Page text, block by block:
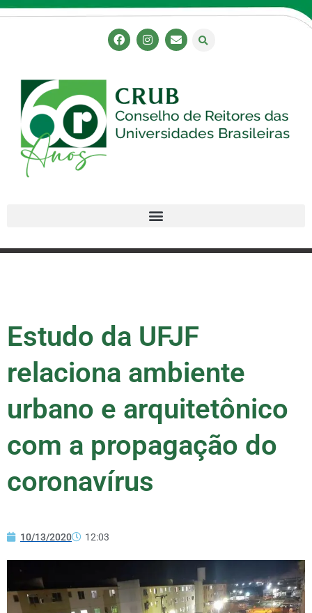
Estudo da UFJF
relaciona ambiente
urbano e arquitetônico
com a propagação do
coronavírus
10/13/2020 12:03